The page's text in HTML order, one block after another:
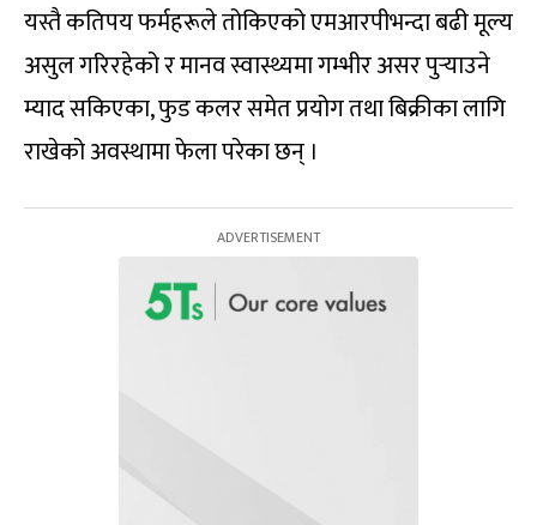
यस्तै कतिपय फर्महरूले तोकिएको एमआरपीभन्दा बढी मूल्य
असुल गरिरहेको र मानव स्वास्थ्यमा गम्भीर असर पुर्‍याउने
म्याद सकिएका, फुड कलर समेत प्रयोग तथा बिक्रीका लागि
राखेको अवस्थामा फेला परेका छन् ।